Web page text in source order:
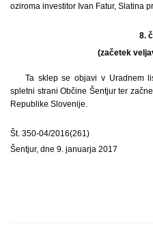
oziroma investitor Ivan Fatur, Slatina
8.
(začetek
Ta sklep se objavi v Uradnem
spletni strani Občine Šentjur ter
Republike Slovenije.
Št. 350-04/2016(261)
Šentjur, dne 9. januarja 2017